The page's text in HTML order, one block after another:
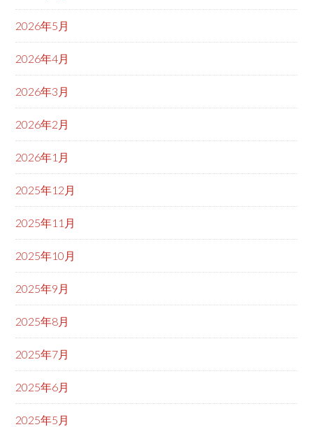
2026年5月
2026年4月
2026年3月
2026年2月
2026年1月
2025年12月
2025年11月
2025年10月
2025年9月
2025年8月
2025年7月
2025年6月
2025年5月